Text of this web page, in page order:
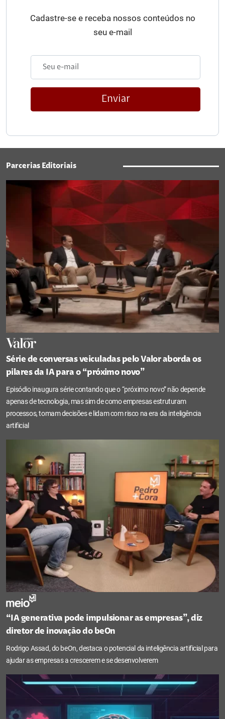
Cadastre-se e receba nossos conteúdos no
seu e-mail
Enviar
Parcerias Editoriais
Série de conversas veiculadas pelo Valor aborda os
pilares da IA para o “próximo novo”
Episódio inaugura série contando que o “próximo novo” não depende
apenas de tecnologia, mas sim de como empresas estruturam
processos, tomam decisões e lidam com risco na era da inteligência
artificial
“IA generativa pode impulsionar as empresas”, diz
diretor de inovação do beOn
Rodrigo Assad, do beOn, destaca o potencial da inteligência artificial para
ajudar as empresas a crescerem e se desenvolverem